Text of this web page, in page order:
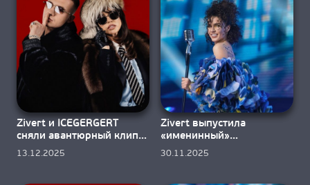
Zivert и ICEGERGERT
сняли авантюрный клип
«Банк»
13.12.2025
Zivert выпустила
«именинный»
акустический альбом
30.11.2025